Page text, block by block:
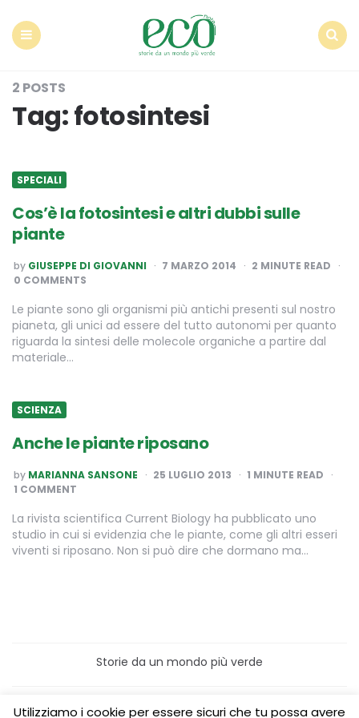
2 POSTS
Tag:fotosintesi
SPECIALI
Cos’è la fotosintesi e altri dubbi sulle
piante
POSTED
BY
by GIUSEPPE DI GIOVANNI 7 MARZO 2014 2 MINUTE READ
0 COMMENTS
Le piante sono gli organismi più antichi presenti sul nostro
pianeta, gli unici ad essere del tutto autonomi per quanto
riguarda la sintesi delle molecole organiche a partire dal
materiale…
SCIENZA
Anche le piante riposano
POSTED
BY
by MARIANNA SANSONE 25 LUGLIO 2013 1 MINUTE READ
1 COMMENT
La rivista scientifica Current Biology ha pubblicato uno
studio in cui si evidenzia che le piante, come gli altri esseri
viventi si riposano. Non si può dire che dormano ma…
Storie da un mondo più verde
Home
Turismo sostenibile
Utilizziamo i cookie per essere sicuri che tu possa avere